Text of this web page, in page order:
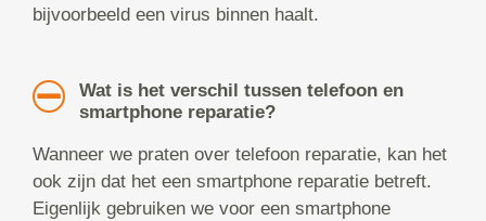
bijvoorbeeld een virus binnen haalt.
Wat is het verschil tussen telefoon en
smartphone reparatie?
Wanneer we praten over telefoon reparatie, kan het
ook zijn dat het een smartphone reparatie betreft.
Eigenlijk gebruiken we voor een smartphone